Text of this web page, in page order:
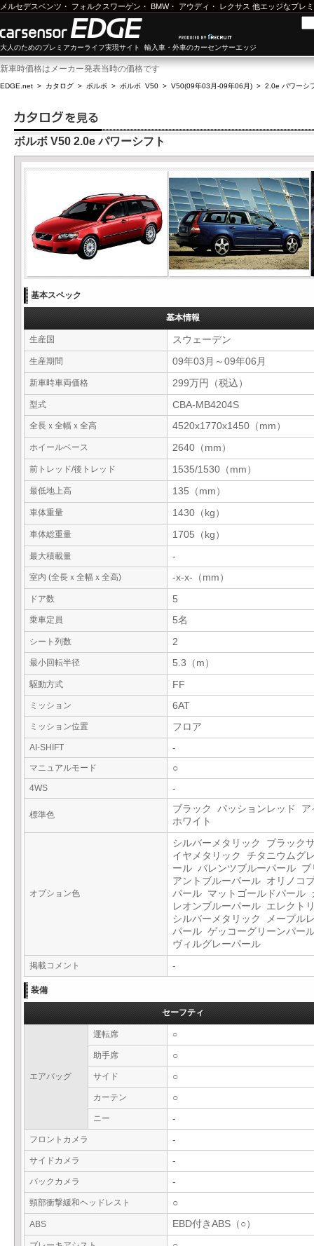
メルセデスベンツ ・ フォルクスワーゲン ・ BMW・ アウディ ・ レクサス 他エッジなプレ
大人のためのプレミアカーライフ実現サイト 輸入車・外車のカーセンサーエッジ
新車時価格はメーカー発表当時の価格です
EDGE.net > カタログ > ボルボ > ボルボ V50 > V50(09年03月-09年06月) > 2.0e パワーシ
ボルボ V50 2.0e パワーシフト
基本スペック
基本情報
生産国 スウェーデン
生産期間 09年03月～09年06月
新車時車両価格 299万円（税込）
型式 CBA-MB4204S
全長ｘ全幅ｘ全高 4520x1770x1450（mm）
ホイールベース 2640（mm）
前トレッド/後トレッド 1535/1530（mm）
最低地上高 135（mm）
車体重量 1430（kg）
車体総重量 1705（kg）
最大積載量 -
室内 (全長ｘ全幅ｘ全高) -x-x-（mm）
ドア数 5
乗車定員 5名
シート列数 2
最小回転半径 5.3（m）
駆動方式 FF
ミッション 6AT
ミッション位置 フロア
AI-SHIFT -
マニュアルモード ○
4WS -
標準色
ブラック パッションレッド ア
ホワイト
オプション色
シルバーメタリック ブラック
イヤメタリック チタニウムグ
ール バレンツブルーパール ブ
アントブルーパール オリノコ
パール マットゴールドパール
レオンブルーパール エレクト
シルバーメタリック メープル
パール ゲッコーグリーンパー
ヴィルグレーパール
掲載コメント -
装備
セーフティ
エアバッグ
運転席 ○
助手席 ○
サイド ○
カーテン ○
ニー -
フロントカメラ -
サイドカメラ -
バックカメラ -
頸部衝撃緩和ヘッドレスト ○
ABS EBD付きABS（○）